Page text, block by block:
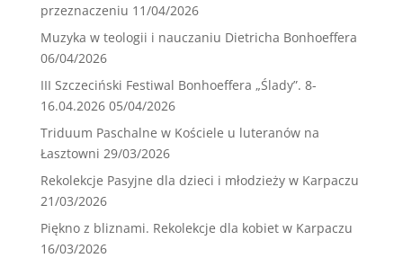
przeznaczeniu 11/04/2026
Muzyka w teologii i nauczaniu Dietricha Bonhoeffera
06/04/2026
III Szczeciński Festiwal Bonhoeffera „Ślady”. 8-
16.04.2026 05/04/2026
Triduum Paschalne w Kościele u luteranów na
Łasztowni 29/03/2026
Rekolekcje Pasyjne dla dzieci i młodzieży w Karpaczu
21/03/2026
Piękno z bliznami. Rekolekcje dla kobiet w Karpaczu
16/03/2026